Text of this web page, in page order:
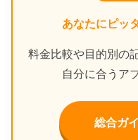
あなたにピッ
料金比較や目的別の
自分に合うア
総合ガ